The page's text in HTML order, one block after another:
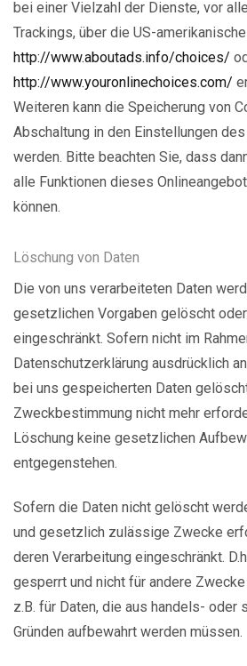
bei einer Vielzahl der Dienste, vor
Trackings, über die US-
http://www.aboutads.info/choices/
http://www.youronlinechoices.com/
Weiteren kann die Speicherung von
Abschaltung in den Einstellungen
werden. Bitte beachten Sie, dass
alle Funktionen dieses
können.
Löschung von Daten
Die von uns verarbeiteten Daten
gesetzlichen Vorgaben gelöscht
eingeschränkt. Sofern nicht im
Datenschutzerklärung ausdrücklich
bei uns gespeicherten Daten
Zweckbestimmung nicht mehr
Löschung keine gesetzlichen
entgegenstehen.
Sofern die Daten nicht gelöscht
und gesetzlich zulässige Zwecke
deren Verarbeitung eingeschränkt.
gesperrt und nicht für andere
z.B. für Daten, die aus handels- oder
Gründen aufbewahrt werden müssen.